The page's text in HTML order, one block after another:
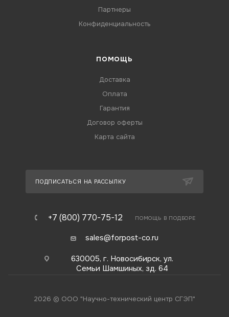
Партнеры
Конфиденциальность
ПОМОЩЬ
Доставка
Оплата
Гарантия
Договор оферты
Карта сайта
ПОДПИСАТЬСЯ НА РАССЫЛКУ
+7 (800) 770-75-12 ПОМОЩЬ В ПОДБОРЕ
sales@forpost-co.ru
630005, г. Новосибирск, ул.
Семьи Шамшиных, зд. 64
2026 © ООО "Научно-технический центр СГЭП"